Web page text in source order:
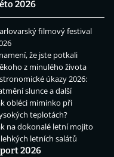
2026
filmový festival
že jste potkali
z minulého života
úkazy 2026:
slunce a další
obléci miminko při
teplotách?
na dokonalé letní mojito
letních salátů
2026